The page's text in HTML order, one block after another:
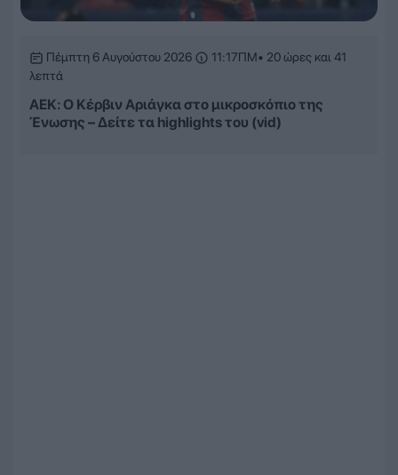
Πέμπτη 6 Αυγούστου 2026 11:17ΠΜ• 20 ώρες και 41
λεπτά
ΑΕΚ: Ο Κέρβιν Αριάγκα στο μικροσκόπιο της
Ένωσης – Δείτε τα highlights του (vid)